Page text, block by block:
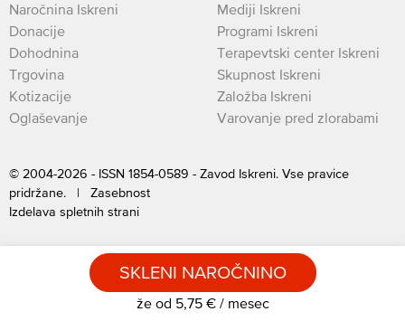
Naročnina Iskreni
Donacije
Dohodnina
Trgovina
Kotizacije
Oglaševanje
Mediji Iskreni
Programi Iskreni
Terapevtski center Iskreni
Skupnost Iskreni
Založba Iskreni
Varovanje pred zlorabami
© 2004-2026 - ISSN 1854-0589 - Zavod Iskreni. Vse pravice
pridržane. | Zasebnost
Izdelava spletnih strani
SKLENI NAROČNINO
že od 5,75 € / mesec